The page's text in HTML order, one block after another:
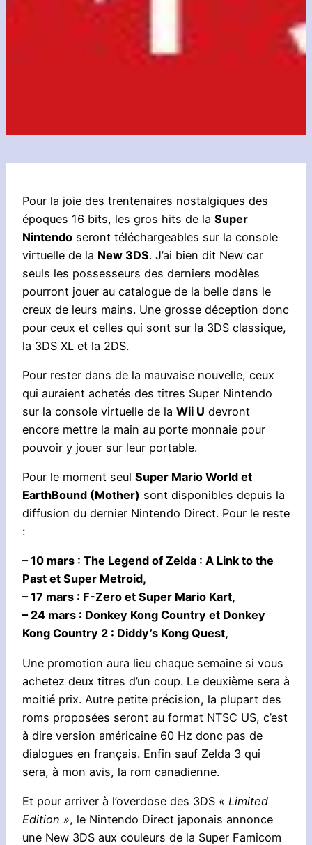
Pour la joie des trentenaires nostalgiques des
époques 16 bits, les gros hits de la Super
Nintendo seront téléchargeables sur la console
virtuelle de la New 3DS. J’ai bien dit New car
seuls les possesseurs des derniers modèles
pourront jouer au catalogue de la belle dans le
creux de leurs mains. Une grosse déception donc
pour ceux et celles qui sont sur la 3DS classique,
la 3DS XL et la 2DS.
Pour rester dans de la mauvaise nouvelle, ceux
qui auraient achetés des titres Super Nintendo
sur la console virtuelle de la Wii U devront
encore mettre la main au porte monnaie pour
pouvoir y jouer sur leur portable.
Pour le moment seul Super Mario World et
EarthBound (Mother) sont disponibles depuis la
diffusion du dernier Nintendo Direct. Pour le reste
:
– 10 mars : The Legend of Zelda : A Link to the
Past et Super Metroid,
– 17 mars : F-Zero et Super Mario Kart,
– 24 mars : Donkey Kong Country et Donkey
Kong Country 2 : Diddy’s Kong Quest,
Une promotion aura lieu chaque semaine si vous
achetez deux titres d’un coup. Le deuxième sera à
moitié prix. Autre petite précision, la plupart des
roms proposées seront au format NTSC US, c’est
à dire version américaine 60 Hz donc pas de
dialogues en français. Enfin sauf Zelda 3 qui
sera, à mon avis, la rom canadienne.
Et pour arriver à l’overdose des 3DS « Limited
Edition », le Nintendo Direct japonais annonce
une New 3DS aux couleurs de la Super Famicom